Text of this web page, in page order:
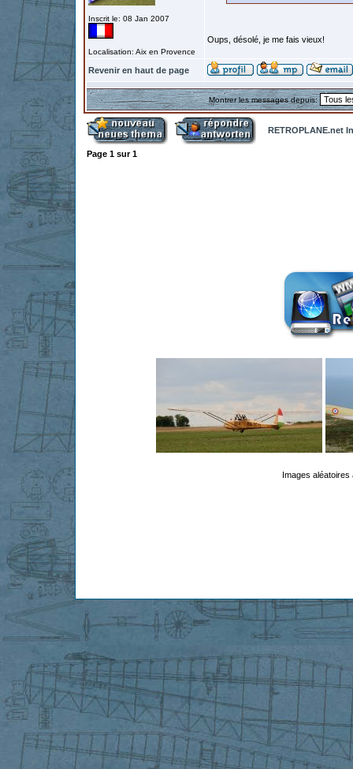
Inscrit le: 08 Jan 2007
Localisation: Aix en Provence
Oups, désolé, je me fais vieux!
Revenir en haut de page
Montrer les messages depuis:
RETROPLANE.net
Page 1 sur1
Images aléatoires